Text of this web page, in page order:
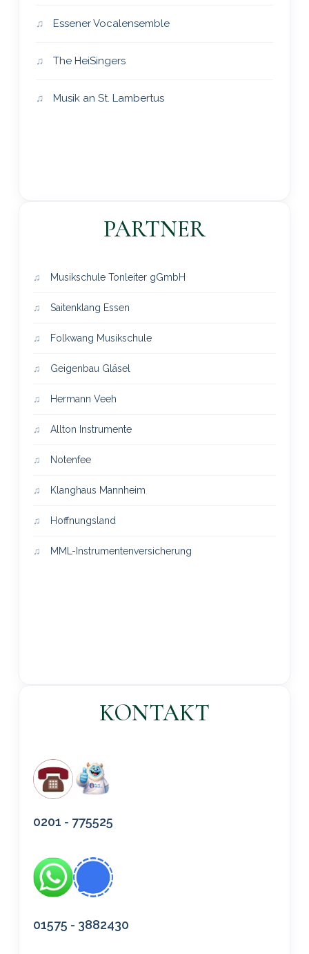
Essener Vocalensemble
The HeiSingers
Musik an St. Lambertus
PARTNER
Musikschule Tonleiter gGmbH
Saitenklang Essen
Folkwang Musikschule
Geigenbau Gläsel
Hermann Veeh
Allton Instrumente
Notenfee
Klanghaus Mannheim
Hoffnungsland
MML-Instrumentenversicherung
KONTAKT
0201 - 775525
01575 - 3882430